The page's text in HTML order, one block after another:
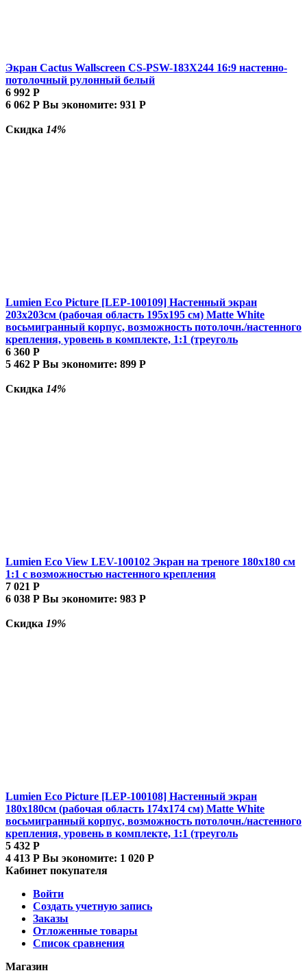
Экран Cactus Wallscreen CS-PSW-183X244 16:9 настенно-
потолочный рулонный белый
6 992 Р
6 062 Р Вы экономите: 931 Р
Скидка 14%
Lumien Eco Picture [LEP-100109] Настенный экран
203х203см (рабочая область 195х195 см) Matte White
восьмигранный корпус, возможность потолочн./настенного
крепления, уровень в комплекте, 1:1 (треуголь
6 360 Р
5 462 Р Вы экономите: 899 Р
Скидка 14%
Lumien Eco View LEV-100102 Экран на треноге 180x180 см
1:1 с возможностью настенного крепления
7 021 Р
6 038 Р Вы экономите: 983 Р
Скидка 19%
Lumien Eco Picture [LEP-100108] Настенный экран
180х180см (рабочая область 174х174 см) Matte White
восьмигранный корпус, возможность потолочн./настенного
крепления, уровень в комплекте, 1:1 (треуголь
5 432 Р
4 413 Р Вы экономите: 1 020 Р
Кабинет покупателя
Войти
Создать учетную запись
Заказы
Отложенные товары
Список сравнения
Магазин